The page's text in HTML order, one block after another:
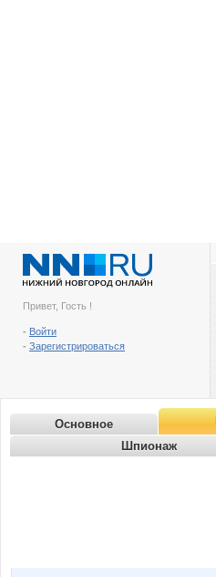
Привет, Гость !
- Войти
- Зарегистрироваться
Основное
Шпионаж